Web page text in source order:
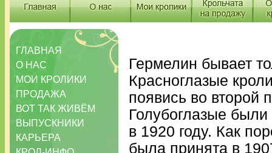
ГЛАВНАЯ
О НАС
МОИ КРОЛИКИ
ПРОДАЖА
ВОТ ТАК ЖИВЁМ
ВЫПУСКНИКИ
КАРЬЕРА
Гермелин бывает
Красноглазые
появись во второй
Голубоглазые
в 1920 году. Как
была принята в